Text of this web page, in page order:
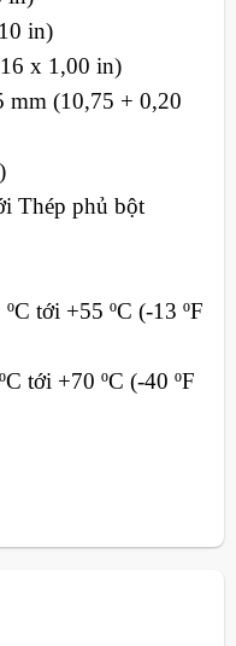
in)
x 1,00 in)
mm (10,75 + 0,20
Thép phủ bột
tới +55 ºC (-13 ºF
tới +70 ºC (-40 ºF